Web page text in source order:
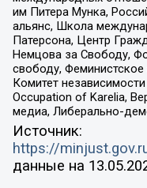
им Питера Мунка,
альянс, Школа
Патерсона, Центр
Немцова за Свободу,
свободу, Феминистское
Комитет
Occupation of Karelia,
медиа, Либерально-
Источник:
https://
данные на